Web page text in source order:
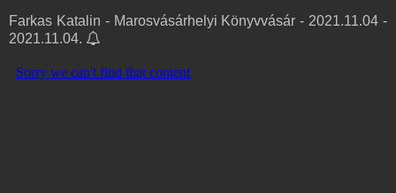
Farkas Katalin - Marosvásárhelyi Könyvvásár - 2021.11.04 -
2021.11.04.